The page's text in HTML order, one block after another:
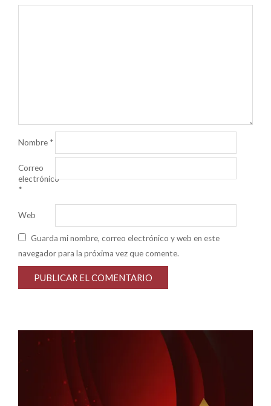
Nombre *
Correo
electrónico
*
Web
Guarda mi nombre, correo electrónico y web en este
navegador para la próxima vez que comente.